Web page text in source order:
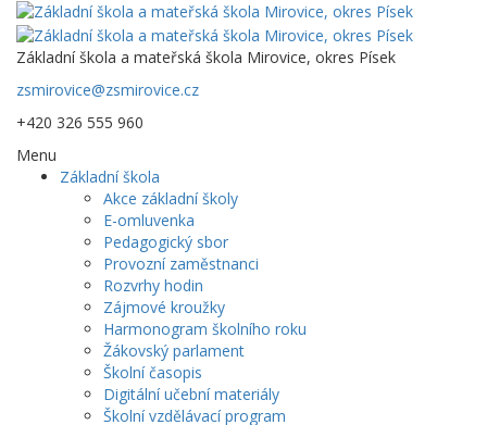
Základní škola a mateřská škola Mirovice, okres Písek
zsmirovice@zsmirovice.cz
+420 326 555 960
Menu
Základní škola
Akce základní školy
E-omluvenka
Pedagogický sbor
Provozní zaměstnanci
Rozvrhy hodin
Zájmové kroužky
Harmonogram školního roku
Žákovský parlament
Školní časopis
Digitální učební materiály
Školní vzdělávací program